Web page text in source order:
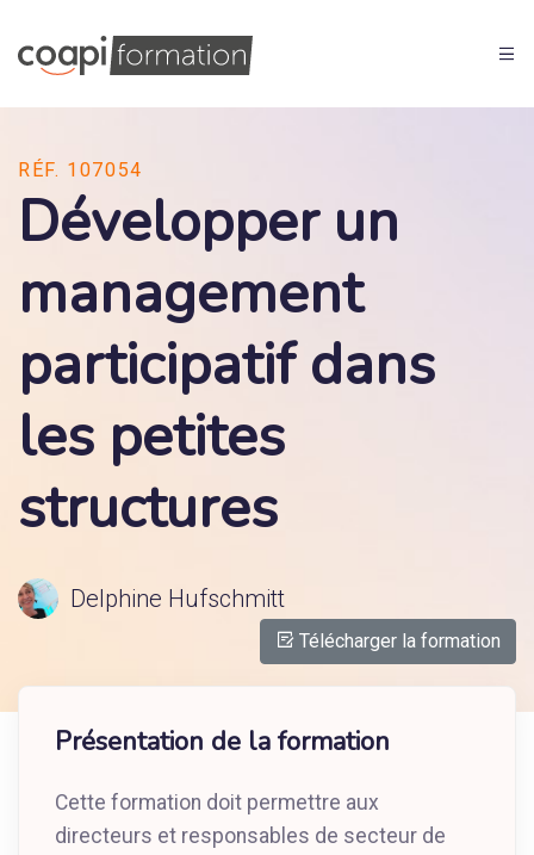
RÉF. 107054
Développer un
management
participatif dans
les petites
structures
Delphine Hufschmitt
Télécharger la formation
Présentation de la formation
Cette formation doit permettre aux
directeurs et responsables de secteur de